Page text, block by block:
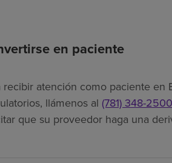
en paciente
recibir atención como paciente en
llámenos al (781) 348-2500
que su proveedor haga una